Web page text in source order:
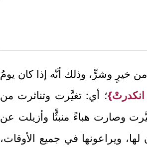
خيرٍ وشرٍّ، وذلك أنَّه إذا كان يومُ
انكدرتْ}؛ أي: تغيَّرت وتناثرت من
وصارت هباءً منبثًّا وأزيلت عن
ويراعونها في جميع الأوقات،